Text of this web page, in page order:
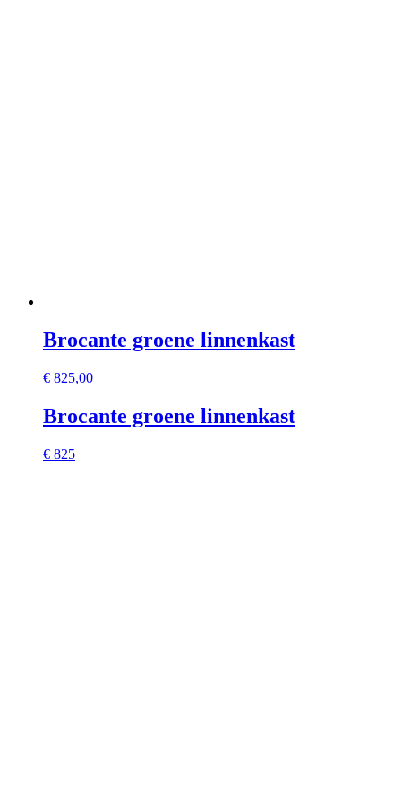
Brocante groene linnenkast
€ 825,00
Brocante groene linnenkast
€ 825